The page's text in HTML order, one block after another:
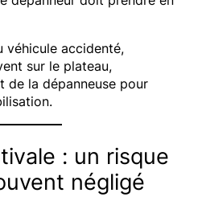
véhicule accidenté,
sur le plateau,
de la dépanneuse pour
: un risque
négligé